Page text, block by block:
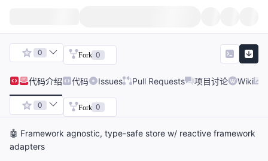
0 Fork 0
代码介绍 代码 Issues Pull Requests 项目讨论 Wiki
0 Fork 0
🤖 Framework agnostic, type-safe store w/ reactive framework
adapters